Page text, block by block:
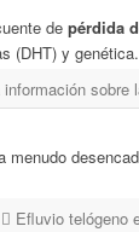
de pérdida
(DHT) y genética.
información sobre
menudo
Efluvio telógeno